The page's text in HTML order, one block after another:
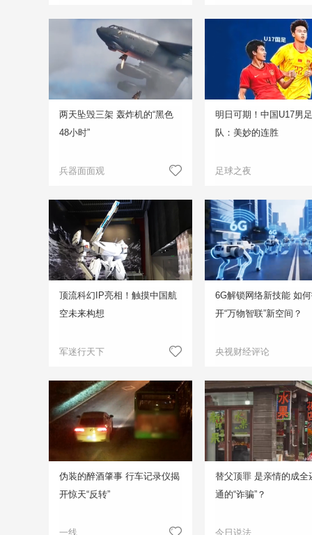
两天坠毁三架 轰炸机的“黑色
48小时”
兵器面面观
明日可期！中国U17男
队：美妙的连胜
足球之夜
顶流科幻IP亮相！触摸中国航
空未来构想
军迷行天下
6G解锁网络新技能 如
开“万物智联”新空间？
央视财经评论
伪装的醉酒肇事 行车记录仪揭
开惊天“反转”
一线
替父顶罪 是亲情的成全
通的“诈骗”？
今日说法